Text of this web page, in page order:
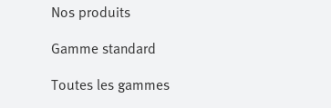
Nos produits
Gamme standard
Toutes les gammes